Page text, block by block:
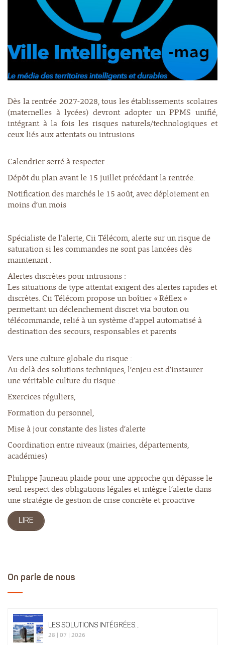
Dès la rentrée 2027-2028, tous les établissements scolaires
(maternelles à lycées) devront adopter un PPMS unifié,
intégrant à la fois les risques naturels/technologiques et
ceux liés aux attentats ou intrusions
Calendrier serré à respecter :
Dépôt du plan avant le 15 juillet précédant la rentrée.
Notification des marchés le 15 août, avec déploiement en
moins d’un mois
Spécialiste de l’alerte, Cii Télécom, alerte sur un risque de
saturation si les commandes ne sont pas lancées dès
maintenant .
Alertes discrètes pour intrusions :
Les situations de type attentat exigent des alertes rapides et
discrètes. Cii Télécom propose un boîtier « Réflex »
permettant un déclenchement discret via bouton ou
télécommande, relié à un système d’appel automatisé à
destination des secours, responsables et parents
Vers une culture globale du risque :
Au-delà des solutions techniques, l’enjeu est d’instaurer
une véritable culture du risque :
Exercices réguliers,
Formation du personnel,
Mise à jour constante des listes d’alerte
Coordination entre niveaux (mairies, départements,
académies)
Philippe Jauneau plaide pour une approche qui dépasse le
seul respect des obligations légales et intègre l’alerte dans
une stratégie de gestion de crise concrète et proactive
LIRE
On parle de nous
LES SOLUTIONS INTÉGRÉES...
28 | 07 | 2026